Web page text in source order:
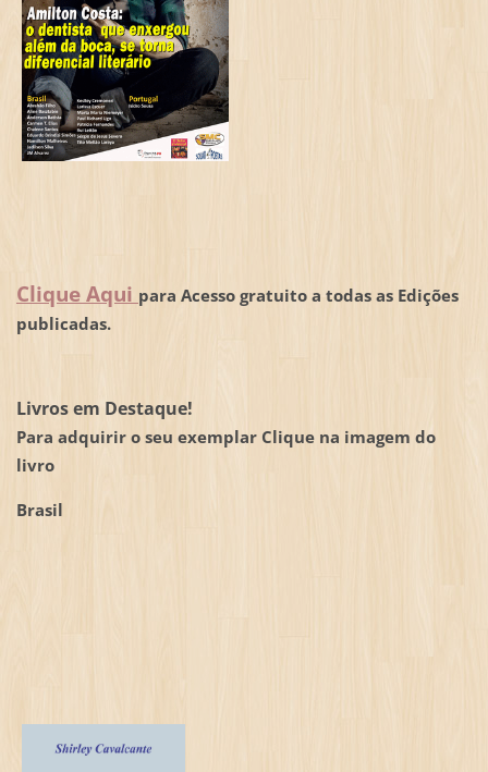
Clique Aqui para Acesso gratuito a todas as Edições
publicadas.
Livros em Destaque!
Para adquirir o seu exemplar Clique na imagem do
livro
Brasil